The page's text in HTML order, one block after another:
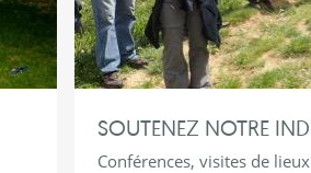
SOUTENEZ NOTRE
Conférences, visites de